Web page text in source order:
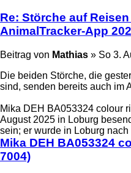
Re: Störche auf
AnimalTracker-App
Beitrag von Mathias » So 3.
Die beiden Störche, die
sind, senden bereits auch im
Mika DEH BA053324 colour
August 2025 in Loburg
sein; er wurde in Loburg
Mika DEH BA053324
7004)